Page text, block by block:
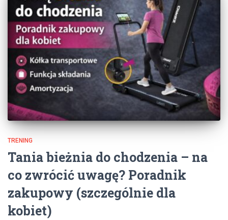
TRENING
Tania bieżnia do chodzenia – na
co zwrócić uwagę? Poradnik
zakupowy (szczególnie dla
kobiet)